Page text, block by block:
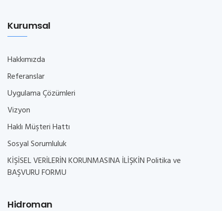
Kurumsal
Hakkımızda
Referanslar
Uygulama Çözümleri
Vizyon
Haklı Müşteri Hattı
Sosyal Sorumluluk
KİŞİSEL VERİLERİN KORUNMASINA İLİŞKİN Politika ve
BAŞVURU FORMU
Hidroman